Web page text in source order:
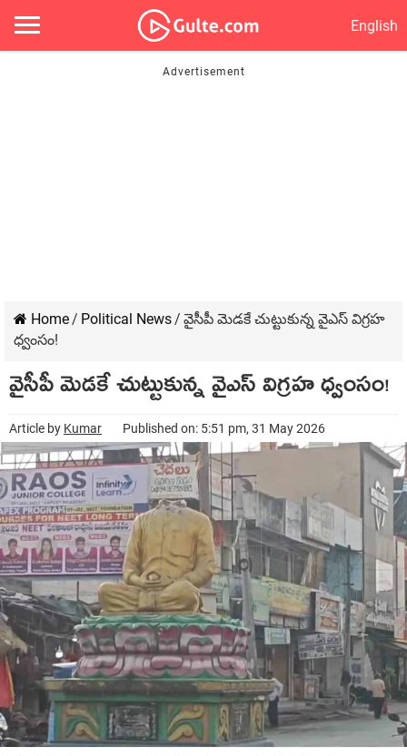
English
Home/ Political News/ వైసీపీ మెడకే చుట్టుకున్న వైఎస్ విగ్రహ
ధ్వంసం!
వైసీపీ మెడకే చుట్టుకున్న వైఎస్ విగ్రహ ధ్వంసం!
Article by Kumar Published on: 5:51 pm, 31 May 2026